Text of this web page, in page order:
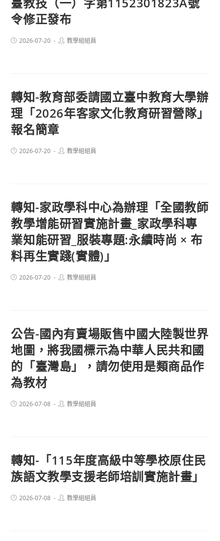
令修正發布
Post2026-07-20
Post教學組組員
轉知-教育部委請國立臺中教育大學辦
理「2026年客家文化教育研習營隊」
報名簡章
Post2026-07-20
Post教學組組員
轉知-家政學科中心為辦理「全國教師
教學增能研習實施計畫_家政學科專
業知能研習_服裝專題:永續時尚 × 布
料再生實踐(實體)」
Post2026-07-20
Post教學組組員
公告-國內有賣場販售中國大陸製世界
地圖，將我國標示為中華人民共和國
的「臺灣島」，請勿使用是類商品作
為教材
Post2026-07-08
Post教學組組員
轉知-「115年度高級中等學校原住民
族語文教學支援老師培訓實施計畫」
Post2026-07-08
Post教學組組員